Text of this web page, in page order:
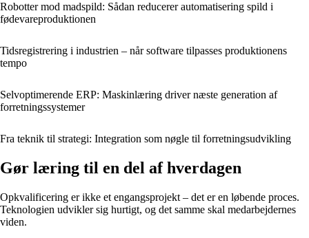
Robotter mod madspild: Sådan reducerer automatisering spild i
fødevareproduktionen
Tidsregistrering i industrien – når software tilpasses produktionens
tempo
Selvoptimerende ERP: Maskinlæring driver næste generation af
forretningssystemer
Fra teknik til strategi: Integration som nøgle til forretningsudvikling
Gør læring til en del af hverdagen
Opkvalificering er ikke et engangsprojekt – det er en løbende proces.
Teknologien udvikler sig hurtigt, og det samme skal medarbejdernes
viden.